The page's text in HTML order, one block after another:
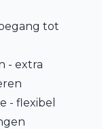
tot
- extra
- flexibel